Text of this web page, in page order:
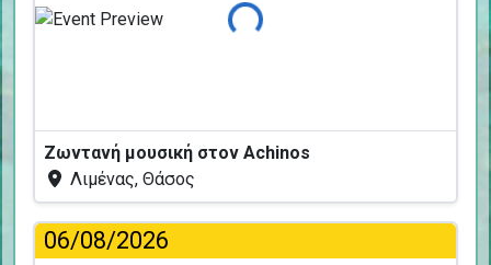
Φόρτωση...
Ζωντανή μουσική στον Achinos
Λιμένας, Θάσος
06/08/2026